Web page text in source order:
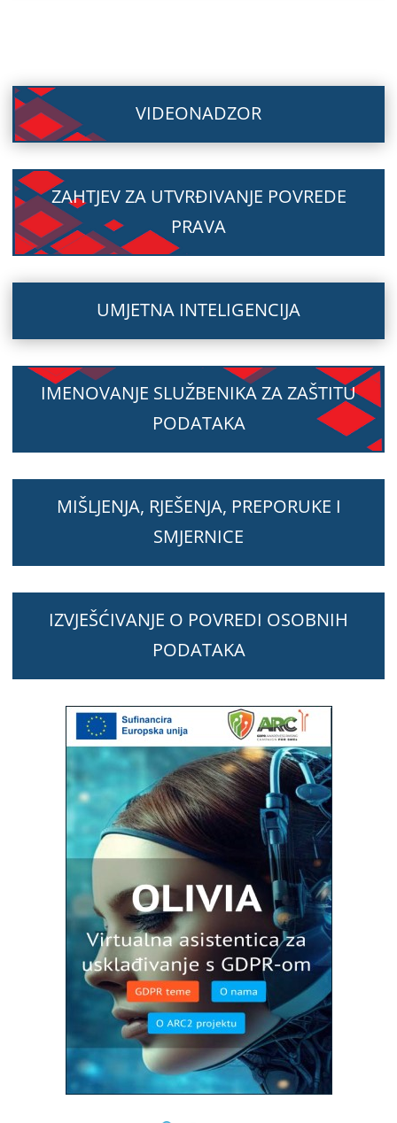
VIDEONADZOR
ZAHTJEV ZA UTVRĐIVANJE POVREDE
PRAVA
UMJETNA INTELIGENCIJA
IMENOVANJE SLUŽBENIKA ZA ZAŠTITU
PODATAKA
MIŠLJENJA, RJEŠENJA, PREPORUKE I
SMJERNICE
IZVJEŠĆIVANJE O POVREDI OSOBNIH
PODATAKA